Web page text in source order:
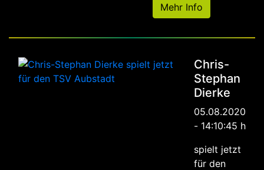
Mehr Info
Chris-
Stephan
Dierke
05.08.2020
- 14:10:45 h
spielt jetzt
für den